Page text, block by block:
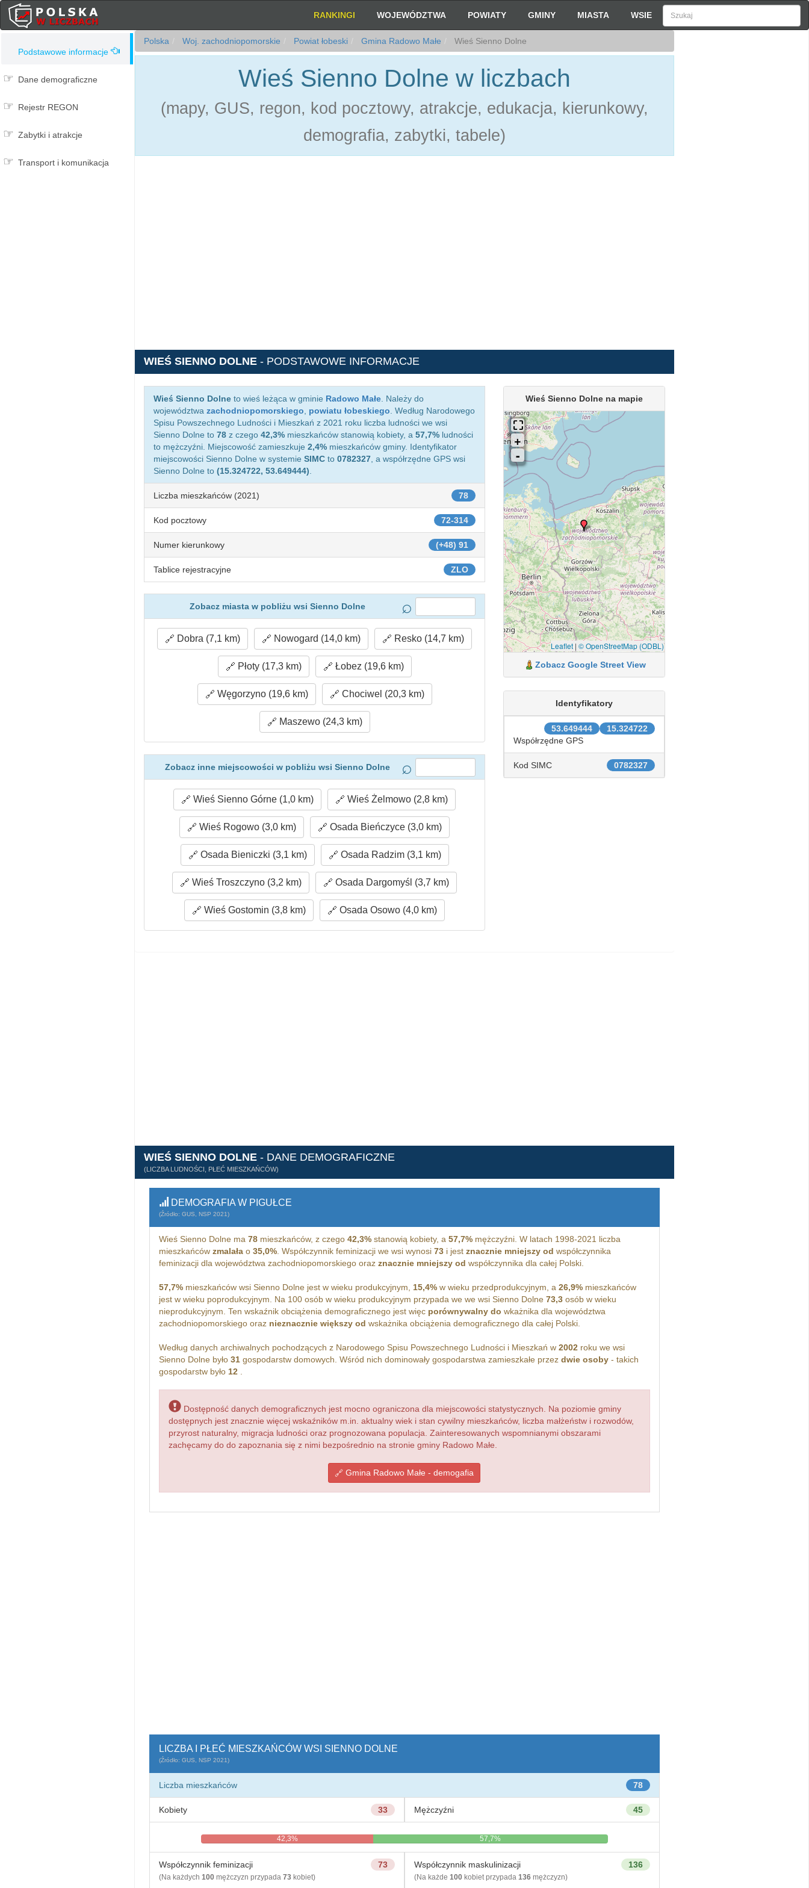
RANKINGI WOJEWÓDZTWA POWIATY GMINY MIASTA WSIE
Podstawowe informacje
Dane demograficzne
Rejestr REGON
Zabytki i atrakcje
Transport i komunikacja
Polska Woj. zachodniopomorskie Powiat łobeski Gmina Radowo Małe Wieś Sienno Dolne
Wieś Sienno Dolne w liczbach
(mapy, GUS, regon, kod pocztowy, atrakcje, edukacja, kierunkowy,
demografia, zabytki, tabele)
WIEŚ SIENNO DOLNE - PODSTAWOWE INFORMACJE
Wieś Sienno Dolne to wieś leżąca w gminie Radowo Małe . Należy do
województwa zachodniopomorskiego powiatu łobeskiego . Według Narodowego
Spisu Powszechnego Ludności i Mieszkań z 2021 roku liczba ludności we wsi
Sienno Dolne to 78 z czego 42,3% mieszkańców stanowią kobiety, a 57,7% ludności
to mężczyźni. Miejscowość zamieszkuje 2,4% mieszkańców gminy. Identyfikator
miejscowości Sienno Dolne w systemie SIMC to 0782327 , a współrzędne GPS wsi
Sienno Dolne to (15.324722, 53.649444)
78
Liczba mieszkańców (2021)
72-314
Kod pocztowy
(+48) 91
Numer kierunkowy
ZLO
Tablice rejestracyjne
Zobacz miasta w pobliżu wsi Sienno Dolne
Dobra (7,1 km) Nowogard (14,0 km) Resko (14,7 km)
Płoty (17,3 km) Łobez (19,6 km)
Węgorzyno (19,6 km) Chociwel (20,3 km)
Maszewo (24,3 km)
Zobacz inne miejscowości w pobliżu wsi Sienno Dolne
Wieś Sienno Górne (1,0 km) Wieś Żelmowo (2,8 km)
Wieś Rogowo (3,0 km) Osada Bieńczyce (3,0 km)
Osada Bieniczki (3,1 km) Osada Radzim (3,1 km)
Wieś Troszczyno (3,2 km) Osada Dargomyśl (3,7 km)
Wieś Gostomin (3,8 km) Osada Osowo (4,0 km)
Wieś Sienno Dolne na mapie
Leaflet| © OpenStreetMap (ODBL)
Zobacz Google Street View
Identyfikatory
15.324722
53.649444
Współrzędne GPS
0782327
Kod SIMC
WIEŚ SIENNO DOLNE - DANE DEMOGRAFICZNE
(LICZBA LUDNOŚCI, PŁEĆ MIESZKAŃCÓW)
DEMOGRAFIA W PIGUŁCE
(Źródło: GUS, NSP 2021)
Wieś Sienno Dolne ma 78mieszkańców, z czego 42,3%stanowią kobiety, a 57,7%mężczyźni. W latach 1998-2021 liczba
mieszkańców zmalałao 35,0%. Współczynnik feminizacji we wsi wynosi 73i jest znacznie mniejszy od współczynnika
feminizacji dla województwa zachodniopomorskiego oraz znacznie mniejszy od współczynnika dla całej Polski.
57,7%mieszkańców wsi Sienno Dolne jest w wieku produkcyjnym, 15,4%w wieku przedprodukcyjnym, a 26,9%mieszkańców
jest w wieku poprodukcyjnym. Na 100 osób w wieku produkcyjnym przypada we we wsi Sienno Dolne 73,3osób w wieku
nieprodukcyjnym. Ten wskaźnik obciążenia demograficznego jest więc porównywalny do wkażnika dla województwa
zachodniopomorskiego oraz nieznacznie większy od wskażnika obciążenia demograficznego dla całej Polski.
Według danych archiwalnych pochodzących z Narodowego Spisu Powszechnego Ludności i Mieszkań w 2002roku we wsi
Sienno Dolne było 31gospodarstw domowych. Wśród nich dominowały gospodarstwa zamieszkałe przez dwie osoby- takich
gospodarstw było 12.
Dostępność danych demograficznych jest mocno ograniczona dla miejscowości statystycznych. Na poziomie gminy
dostępnych jest znacznie więcej wskaźników m.in. aktualny wiek i stan cywilny mieszkańców, liczba małżeństw i rozwodów,
przyrost naturalny, migracja ludności oraz prognozowana populacja. Zainteresowanych wspomnianymi obszarami
zachęcamy do do zapoznania się z nimi bezpośrednio na stronie gminy Radowo Małe.
Gmina Radowo Małe - demogafia
LICZBA I PŁEĆ MIESZKAŃCÓW WSI SIENNO DOLNE
(Źródło: GUS, NSP 2021)
78
Liczba mieszkańców
33
Kobiety 45
Mężczyźni
42,3% 57,7%
73
Współczynnik feminizacji
(Na każdych 100mężczyzn przypada 73kobiet)
136
Współczynnik maskulinizacji
(Na każde 100kobiet przypada 136mężczyzn)